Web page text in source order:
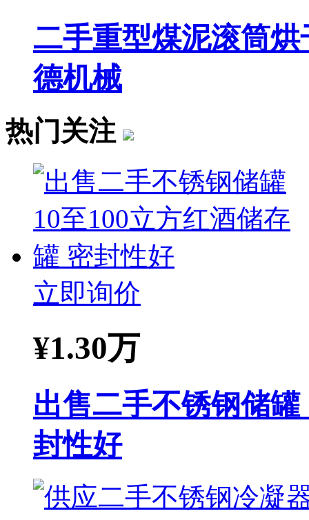
二手重型煤泥滚筒
德机械
热门关注
立即询价
¥1.30万
出售二手不锈钢储
封性好